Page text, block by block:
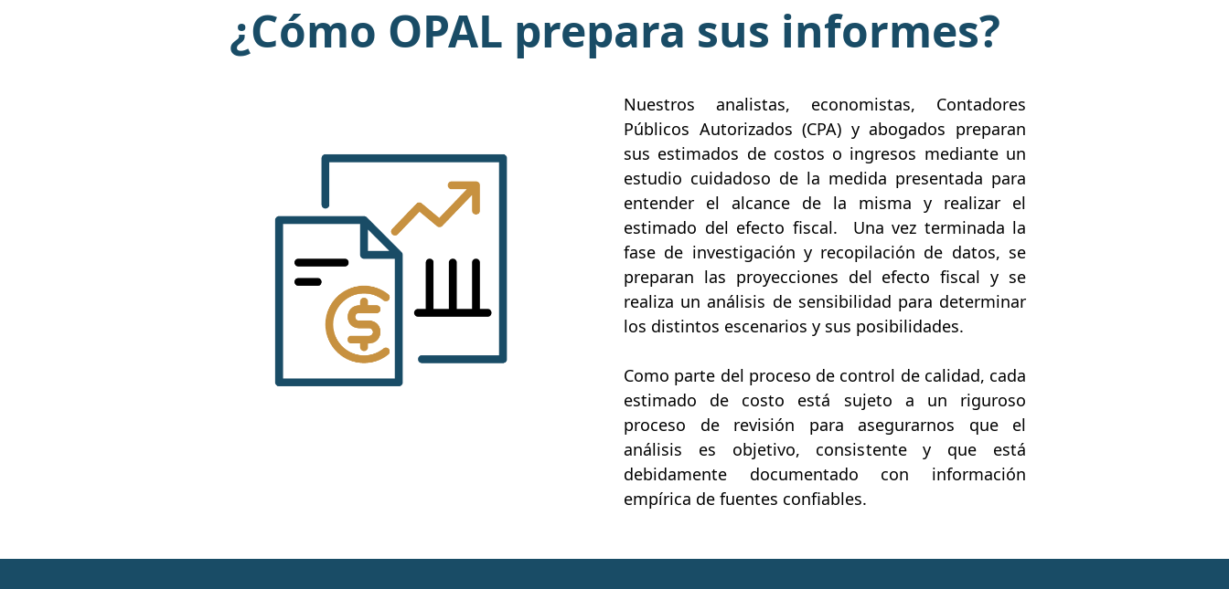
¿Cómo OPAL prepara sus informes?
Nuestros analistas, economistas, Contadores
Públicos Autorizados (CPA) y abogados preparan
sus estimados de costos o ingresos mediante un
estudio cuidadoso de la medida presentada para
entender el alcance de la misma y realizar el
estimado del efecto fiscal. Una vez terminada la
fase de investigación y recopilación de datos, se
preparan las proyecciones del efecto fiscal y se
realiza un análisis de sensibilidad para determinar
los distintos escenarios y sus posibilidades.
Como parte del proceso de control de calidad, cada
estimado de costo está sujeto a un riguroso
proceso de revisión para asegurarnos que el
análisis es objetivo, consistente y que está
debidamente documentado con información
empírica de fuentes confiables.